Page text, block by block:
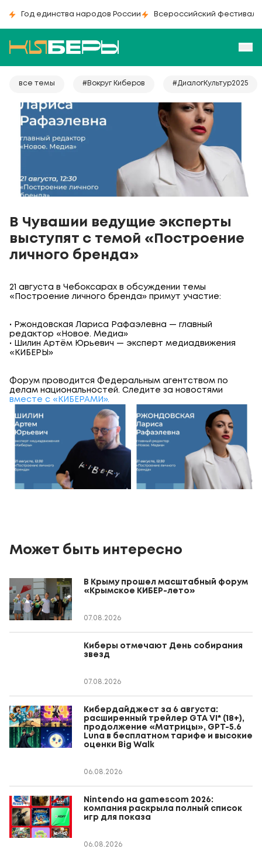
Год единства народов России Всероссийский фестиваль
все темы #Вокруг Киберов #ДиалогКультур2025
В Чувашии ведущие эксперты
выступят с темой «Построение
личного бренда»
21 августа в Чебоксарах в обсуждении темы
«Построение личного бренда» примут участие:
• Ржондовская Лариса Рафаэлевна — главный
редактор «Новое. Медиа»
• Шилин Артём Юрьевич — эксперт медиадвижения
«КИБЕРЫ»
Форум проводится Федеральным агентством по
делам национальностей. Следите за новостями
вместе с «КИБЕРАМИ».
Может быть интересно
В Крыму прошел масштабный форум
«Крымское КИБЕР-лето»
07.08.2026
Киберы отмечают День собирания
звезд
07.08.2026
Кибердайджест за 6 августа:
расширенный трейлер GTA VI* (18+),
продолжение «Матрицы», GPT-5.6
Luna в бесплатном тарифе и высокие
оценки Big Walk
06.08.2026
Nintendo на gamescom 2026:
компания раскрыла полный список
игр для показа
06.08.2026